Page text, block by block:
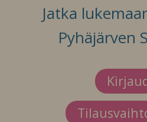
Jatka
Pyhäjärven